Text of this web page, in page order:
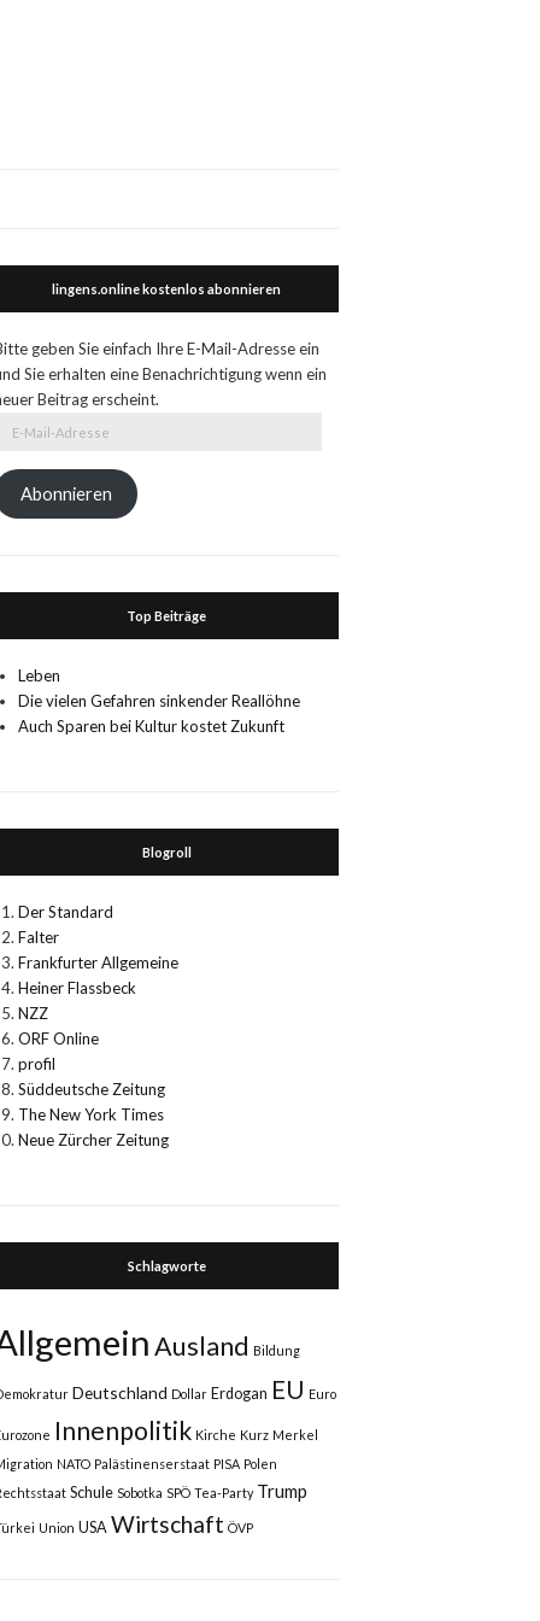
lingens.online kostenlos abonnieren
geben Sie einfach Ihre E-Mail-Adresse ein
Sie erhalten eine Benachrichtigung wenn ein
Beitrag erscheint.
Adresse
Abonnieren
Top Beiträge
Leben
Die vielen Gefahren sinkender Reallöhne
Auch Sparen bei Kultur kostet Zukunft
Blogroll
Der Standard
Falter
Frankfurter Allgemeine
Heiner Flassbeck
NZZ
ORF Online
profil
Süddeutsche Zeitung
The New York Times
Neue Zürcher Zeitung
Schlagworte
Ausland Bildung
Deutschland Dollar Erdogan EU Euro
Innenpolitik Kirche Kurz Merkel
NATO Palästinenserstaat PISA Polen
Schule Sobotka SPÖ Tea-Party Trump
Union USA Wirtschaft ÖVP